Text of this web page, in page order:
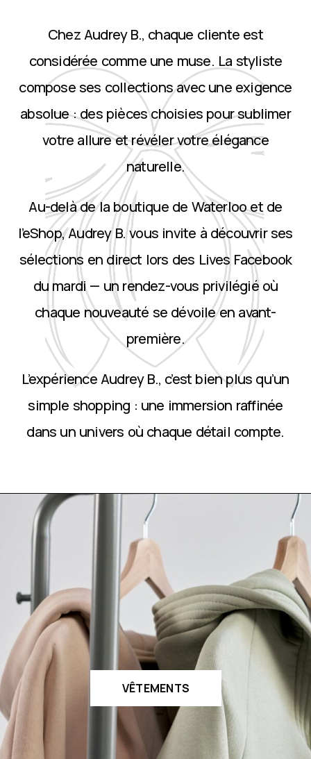
Chez Audrey B., chaque cliente est
considérée comme une muse. La styliste
compose ses collections avec une exigence
absolue : des pièces choisies pour sublimer
votre allure et révéler votre élégance
naturelle.
Au-delà de la boutique de Waterloo et de
l’eShop, Audrey B. vous invite à découvrir ses
sélections en direct lors des Lives Facebook
du mardi — un rendez-vous privilégié où
chaque nouveauté se dévoile en avant-
première.
L’expérience Audrey B., c’est bien plus qu’un
simple shopping : une immersion raffinée
dans un univers où chaque détail compte.
VÊTEMENTS